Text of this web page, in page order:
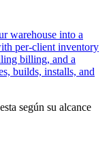
warehouse into a
per-client inventory
billing, and a
builds, installs, and
según su alcance